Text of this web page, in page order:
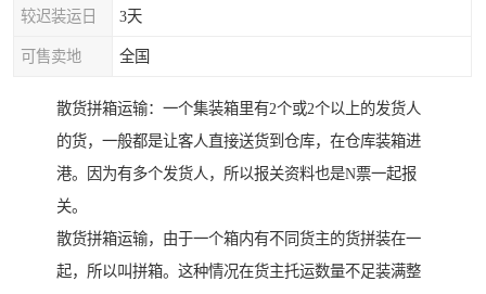
较迟装运日 3天
可售卖地 全国
散货拼箱运输：一个集装箱里有2个或2个以上的发货人
的货，一般都是让客人直接送货到仓库，在仓库装箱进
港。因为有多个发货人，所以报关资料也是N票一起报
关。
散货拼箱运输，由于一个箱内有不同货主的货拼装在一
起，所以叫拼箱。这种情况在货主托运数量不足装满整